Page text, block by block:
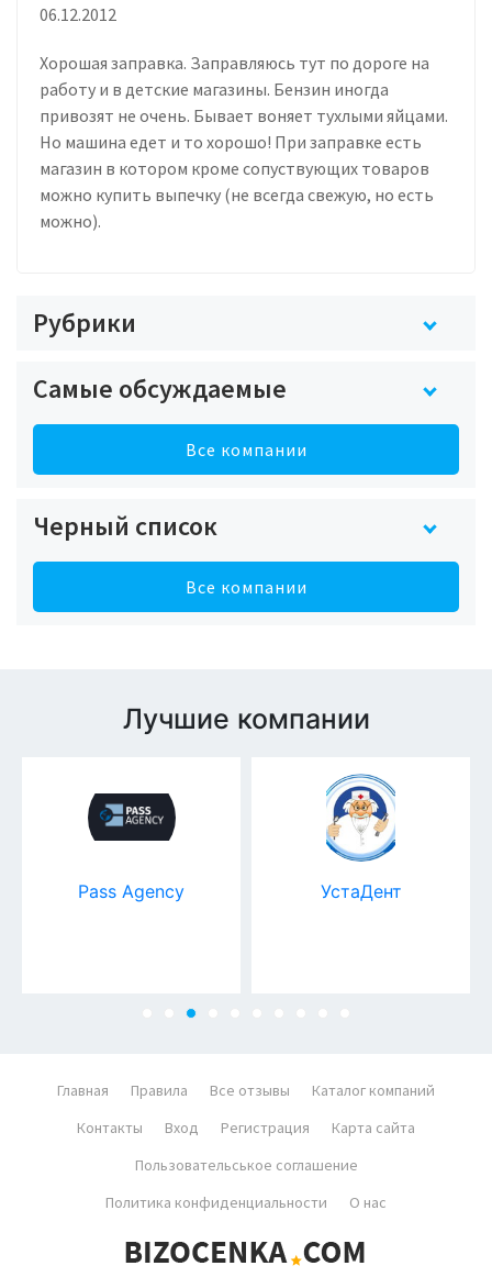
06.12.2012
Хорошая заправка. Заправляюсь тут по дороге на
работу и в детские магазины. Бензин иногда
привозят не очень. Бывает воняет тухлыми яйцами.
Но машина едет и то хорошо! При заправке есть
магазин в котором кроме сопуствующих товаров
можно купить выпечку (не всегда свежую, но есть
можно).
Рубрики
Самые обсуждаемые
Все компании
Черный список
Все компании
Лучшие компании
Pass Agency УстаДент
Главная Правила Все отзывы
Каталог компаний
Контакты
Вход Регистрация
Карта сайта
Пользовательськое соглашение
Политика конфиденциальности
О нас